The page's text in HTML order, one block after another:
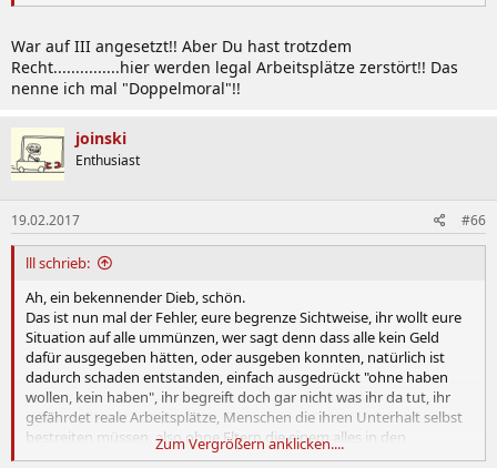
War auf III angesetzt!! Aber Du hast trotzdem
Recht...............hier werden legal Arbeitsplätze zerstört!! Das
nenne ich mal "Doppelmoral"!!
joinski
Enthusiast
19.02.2017 #66
lll schrieb:
Ah, ein bekennender Dieb, schön.
Das ist nun mal der Fehler, eure begrenze Sichtweise, ihr wollt eure
Situation auf alle ummünzen, wer sagt denn dass alle kein Geld
dafür ausgegeben hätten, oder ausgeben konnten, natürlich ist
dadurch schaden entstanden, einfach ausgedrückt "ohne haben
wollen, kein haben", ihr begreift doch gar nicht was ihr da tut, ihr
gefährdet reale Arbeitsplätze, Menschen die ihren Unterhalt selbst
bestreiten müssen, also ohne Eltern die einem alles in den
Allerwertesten schieben, ihr vernichtet aktiv Arbeitsplätze, sag deine
Zum Vergrößern anklicken....